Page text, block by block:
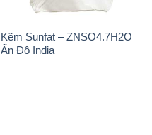
Kẽm Sunfat – ZNSO4.7H2O
Ấn Độ India